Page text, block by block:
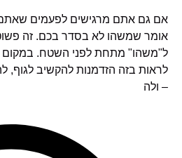
אם גם אתם מרגישים לפעמים
אומר שמשהו לא בסדר בכם. זה
ל"משהו" מתחת לפני השטח. במקום
לראות בזה הזדמנות להקשיב לגוף,
– ולה